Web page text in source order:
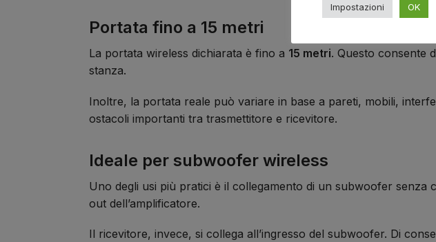
Portata fino a 15 metri
La portata wireless dichiarata è fino a 15 metri. Questo consente
stanza.
Inoltre, la portata reale può variare in base a pareti, mobili,
ostacoli importanti tra trasmettitore e ricevitore.
Ideale per subwoofer wireless
Uno degli usi più pratici è il collegamento di un subwoofer
out dell’amplificatore.
Il ricevitore, invece, si collega all’ingresso del subwoofer. Di
Impostazioni OK